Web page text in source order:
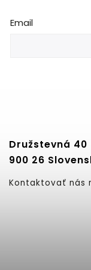
Email
Družstevná 40
900 26
Kontaktovať nás